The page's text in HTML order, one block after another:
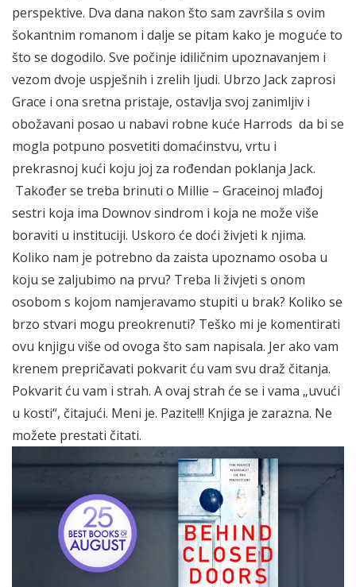
perspektive. Dva dana nakon što sam završila s ovim
šokantnim romanom i dalje se pitam kako je moguće to
što se dogodilo. Sve počinje idiličnim upoznavanjem i
vezom dvoje uspješnih i zrelih ljudi. Ubrzo Jack zaprosi
Grace i ona sretna pristaje, ostavlja svoj zanimljiv i
obožavani posao u nabavi robne kuće Harrods da bi se
mogla potpuno posvetiti domaćinstvu, vrtu i
prekrasnoj kući koju joj za rođendan poklanja Jack.
Također se treba brinuti o Millie – Graceinoj mlađoj
sestri koja ima Downov sindrom i koja ne može više
boraviti u instituciji. Uskoro će doći živjeti k njima.
Koliko nam je potrebno da zaista upoznamo osoba u
koju se zaljubimo na prvu? Treba li živjeti s onom
osobom s kojom namjeravamo stupiti u brak? Koliko se
brzo stvari mogu preokrenuti? Teško mi je komentirati
ovu knjigu više od ovoga što sam napisala. Jer ako vam
krenem prepričavati pokvarit ću vam svu draž čitanja.
Pokvarit ću vam i strah. A ovaj strah će se i vama „uvući
u kosti“, čitajući. Meni je. Pazite!!! Knjiga je zarazna. Ne
možete prestati čitati.